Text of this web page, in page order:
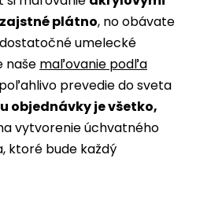
plátno, no obávate
umelecké
naše maľovanie podľa
prevedie do sveta
objednávky je všetko,
vytvorenie úchvatného
ktoré bude každý